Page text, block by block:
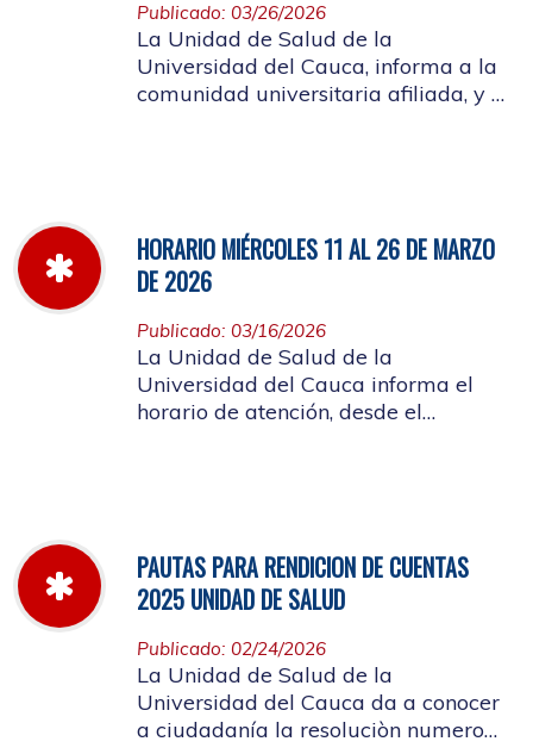
Publicado: 03/26/2026
La Unidad de Salud de la
Universidad del Cauca, informa a la
comunidad universitaria afiliada, y a
HORARIO MIÉRCOLES 11 AL 26 DE MARZO
DE 2026
Publicado: 03/16/2026
La Unidad de Salud de la
Universidad del Cauca informa el
horario de atención, desde el
PAUTAS PARA RENDICION DE CUENTAS
2025 UNIDAD DE SALUD
Publicado: 02/24/2026
La Unidad de Salud de la
Universidad del Cauca da a conocer
a ciudadanía la resoluciòn numero